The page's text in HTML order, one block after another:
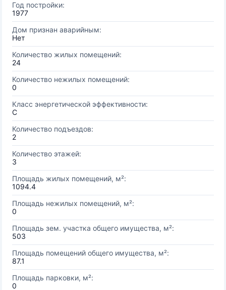
Год постройки:
1977
Дом признан аварийным:
Нет
Количество жилых помещений:
24
Количество нежилых помещений:
0
Класс энергетической эффективности:
C
Количество подъездов:
2
Количество этажей:
3
Площадь жилых помещений, м²:
1094.4
Площадь нежилых помещений, м²:
0
Площадь зем. участка общего имущества, м²:
503
Площадь помещений общего имущества, м²:
87.1
Площадь парковки, м²:
0